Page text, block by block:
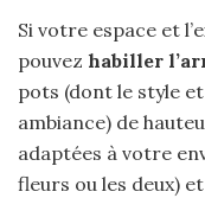
Si votre espace et
pouvez habiller
pots (dont le style
ambiance) de
adaptées à votre
fleurs ou les deux)